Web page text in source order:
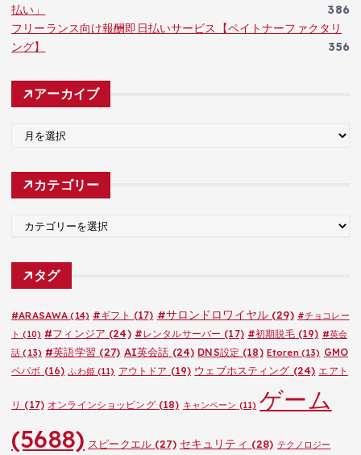
払い」
386
フリーランス向け報酬即日払いサービス【ペイトナーファクタリ
ング】
356
アーカイブ
カ
カテゴリー
ゴ
タグ
#ARASAWA (14) #ギフト (17) #サロンドロワイヤル(29) #チョコレー
ト (10) #フィンジア (24) #レンタルサーバー (17) #初期脱毛(19) #英会
話 (13) #英語学習 (27) AI英会話 (24) DNS設定 (18) Etoren(13) GMO
ペパボ (16) ふわ姫(11) アウトドア (19) ウェブホスティング (24) エアト
リ (17) オンラインショッピング(18) キャンペーン (11) ゲーム
(5688) スピークエル(27) セキュリティ (28) テクノロジー